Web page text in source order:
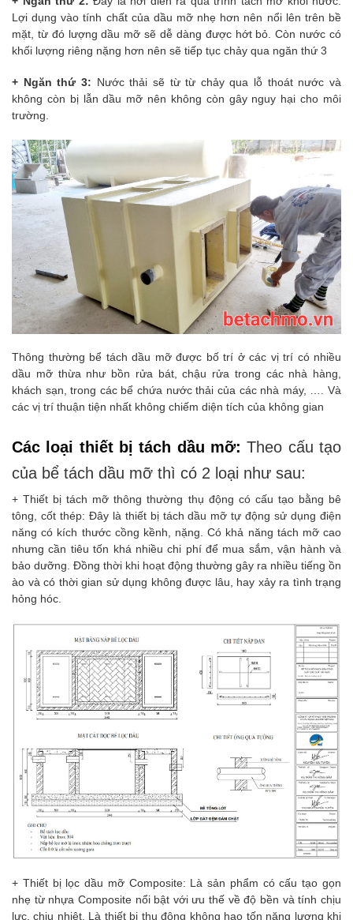
Lợi dụng vào tính chất của dầu mỡ nhẹ hơn nên nổi lên trên bề
mặt, từ đó lượng dầu mỡ sẽ dễ dàng được hớt bỏ. Còn nước có
khối lượng riêng nặng hơn nên sẽ tiếp tục chảy qua ngăn thứ 3
+ Ngăn thứ 3: Nước thải sẽ từ từ chảy qua lỗ thoát nước và
không còn bị lẫn dầu mỡ nên không còn gây nguy hại cho môi
trường.
Thông thường bể tách dầu mỡ được bố trí ở các vị trí có nhiều
dầu mỡ thừa như bồn rửa bát, chậu rửa trong các nhà hàng,
khách sạn, trong các bể chứa nước thải của các nhà máy, …. Và
các vị trí thuận tiện nhất không chiếm diện tích của không gian
Các loại thiết bị tách dầu mỡ:Theo cấu tạo
của bể tách dầu mỡ thì có 2 loại như sau:
+ Thiết bị tách mỡ thông thường thụ động có cấu tạo bằng bê
tông, cốt thép: Đây là thiết bị tách dầu mỡ tự động sử dụng điện
năng có kích thước cồng kềnh, nặng. Có khả năng tách mỡ cao
nhưng cần tiêu tốn khá nhiều chi phí để mua sắm, vận hành và
bảo dưỡng. Đồng thời khi hoạt động thường gây ra nhiều tiếng ồn
ào và có thời gian sử dụng không được lâu, hay xảy ra tình trạng
hỏng hóc.
+ Thiết bị lọc dầu mỡ Composite: Là sản phẩm có cấu tạo gọn
nhẹ từ nhựa Composite nổi bật với ưu thế về độ bền và tính chịu
lực, chịu nhiệt. Là thiết bị thụ động không hao tốn năng lượng khi